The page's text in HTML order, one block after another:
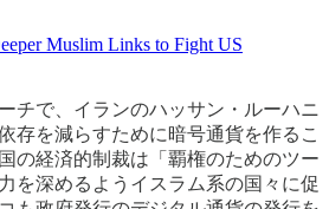
Muslim Links to Fight US
チで、イランのハッサン・ルーハニ
存を減らすために暗号通貨を作るこ
の経済的制裁は「覇権のためのツー
を深めるようイスラム系の国々に促